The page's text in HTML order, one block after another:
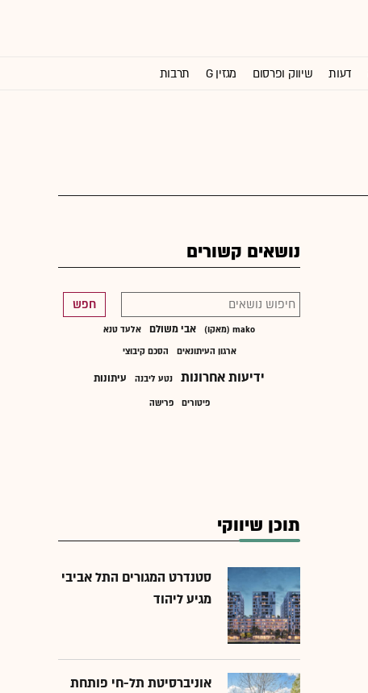
דעות שיווק ופרסום מגזין G תרבות
נושאים קשורים
חפש
mako (מאקו) אבי משולם
אלעד טנא
ארגון העיתונאים
הסכם קיבוצי
ידיעות אחרונות נטע ליבנה עיתונות
פיטורים פרישה
תוכן שיווקי
סטנדרט המגורים התל אביבי
מגיע ליהוד
אוניברסיטת תל-חי פותחת